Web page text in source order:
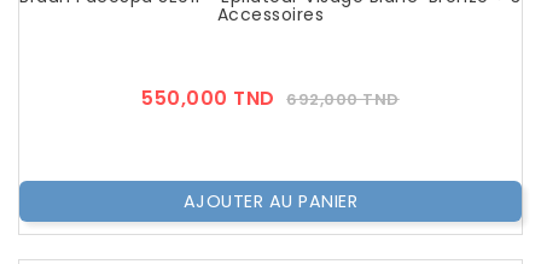
Accessoires
550,000 TND Prix
692,000 TNDPrix
AJOUTER AU PANIER